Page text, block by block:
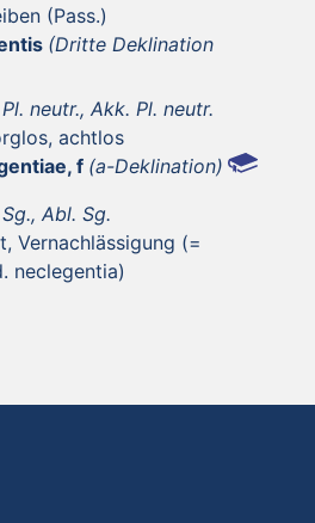
(Pass.)
(Dritte Deklination
neutr., Akk. Pl. neutr.
achtlos
f (a-Deklination)
Abl. Sg.
Vernachlässigung (=
neclegentia)